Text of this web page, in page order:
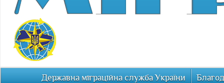
Державна міграційна служба України